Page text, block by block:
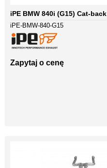
iPE BMW 840i (G15) Cat-back
iPE-BMW-840-G15
Zapytaj o cenę